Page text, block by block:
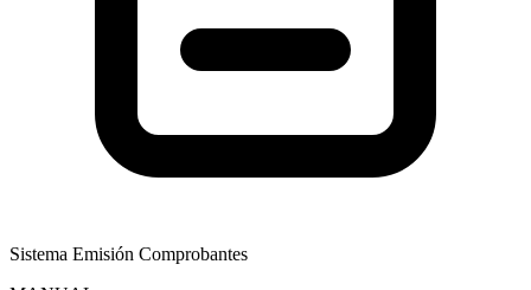
Sistema Emisión Comprobantes